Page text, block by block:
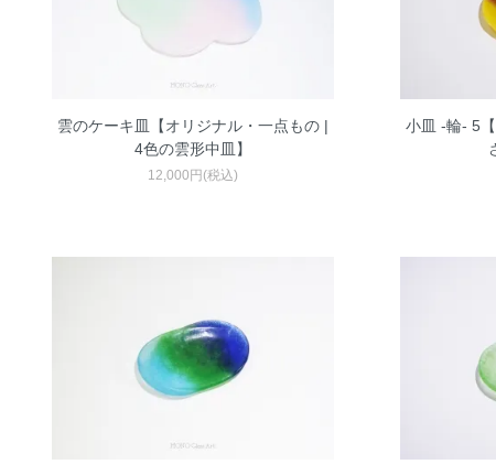
雲のケーキ皿【オリジナル・一点もの |
4色の雲形中皿】
12,000円(税込)
小皿 -輪- 5